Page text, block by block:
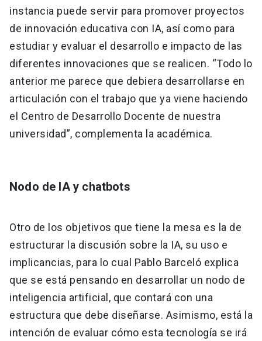
instancia puede servir para promover proyectos
de innovación educativa con IA, así como para
estudiar y evaluar el desarrollo e impacto de las
diferentes innovaciones que se realicen. “Todo lo
anterior me parece que debiera desarrollarse en
articulación con el trabajo que ya viene haciendo
el Centro de Desarrollo Docente de nuestra
universidad”, complementa la académica.
Nodo de IA y chatbots
Otro de los objetivos que tiene la mesa es la de
estructurar la discusión sobre la IA, su uso e
implicancias, para lo cual Pablo Barceló explica
que se está pensando en desarrollar un nodo de
inteligencia artificial, que contará con una
estructura que debe diseñarse. Asimismo, está la
intención de evaluar cómo esta tecnología se irá